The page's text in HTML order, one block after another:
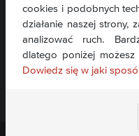
Wybrzeże
cookies i podobnych
działanie naszej strony,
analizować ruch.
dlatego poniżej możesz
Dowiedz się w jaki